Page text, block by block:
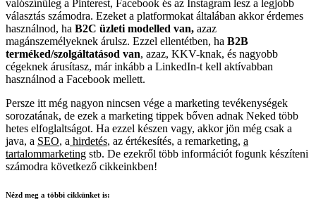
valószínűleg a Pinterest, Facebook és az Instagram lesz a legjobb
választás számodra. Ezeket a platformokat általában akkor érdemes
használnod, ha B2C üzleti modelled van, azaz
magánszemélyeknek árulsz. Ezzel ellentétben, ha B2B
terméked/szolgáltatásod van, azaz, KKV-knak, és nagyobb
cégeknek árusítasz, már inkább a LinkedIn-t kell aktívabban
használnod a Facebook mellett.
Persze itt még nagyon nincsen vége a marketing tevékenységek
sorozatának, de ezek a marketing tippek bőven adnak Neked több
hetes elfoglaltságot. Ha ezzel készen vagy, akkor jön még csak a
java, a SEO, a hirdetés, az értékesítés, a remarketing, a
tartalommarketing stb. De ezekről több információt fogunk készíteni
számodra következő cikkeinkben!
Nézd meg a többi cikkünket is: